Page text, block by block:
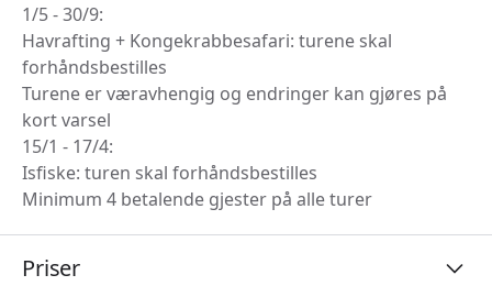
1/5 - 30/9:
Havrafting + Kongekrabbesafari: turene skal
forhåndsbestilles
Turene er væravhengig og endringer kan gjøres på
kort varsel
15/1 - 17/4:
Isfiske: turen skal forhåndsbestilles
Minimum 4 betalende gjester på alle turer
Priser